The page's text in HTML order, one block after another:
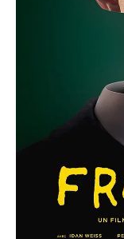
18, rue